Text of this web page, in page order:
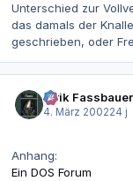
Unterschied zur
das damals der
geschrieben, oder
Alrik Fassbauer
4. März 200224 j
Anhang:
Ein DOS Forum